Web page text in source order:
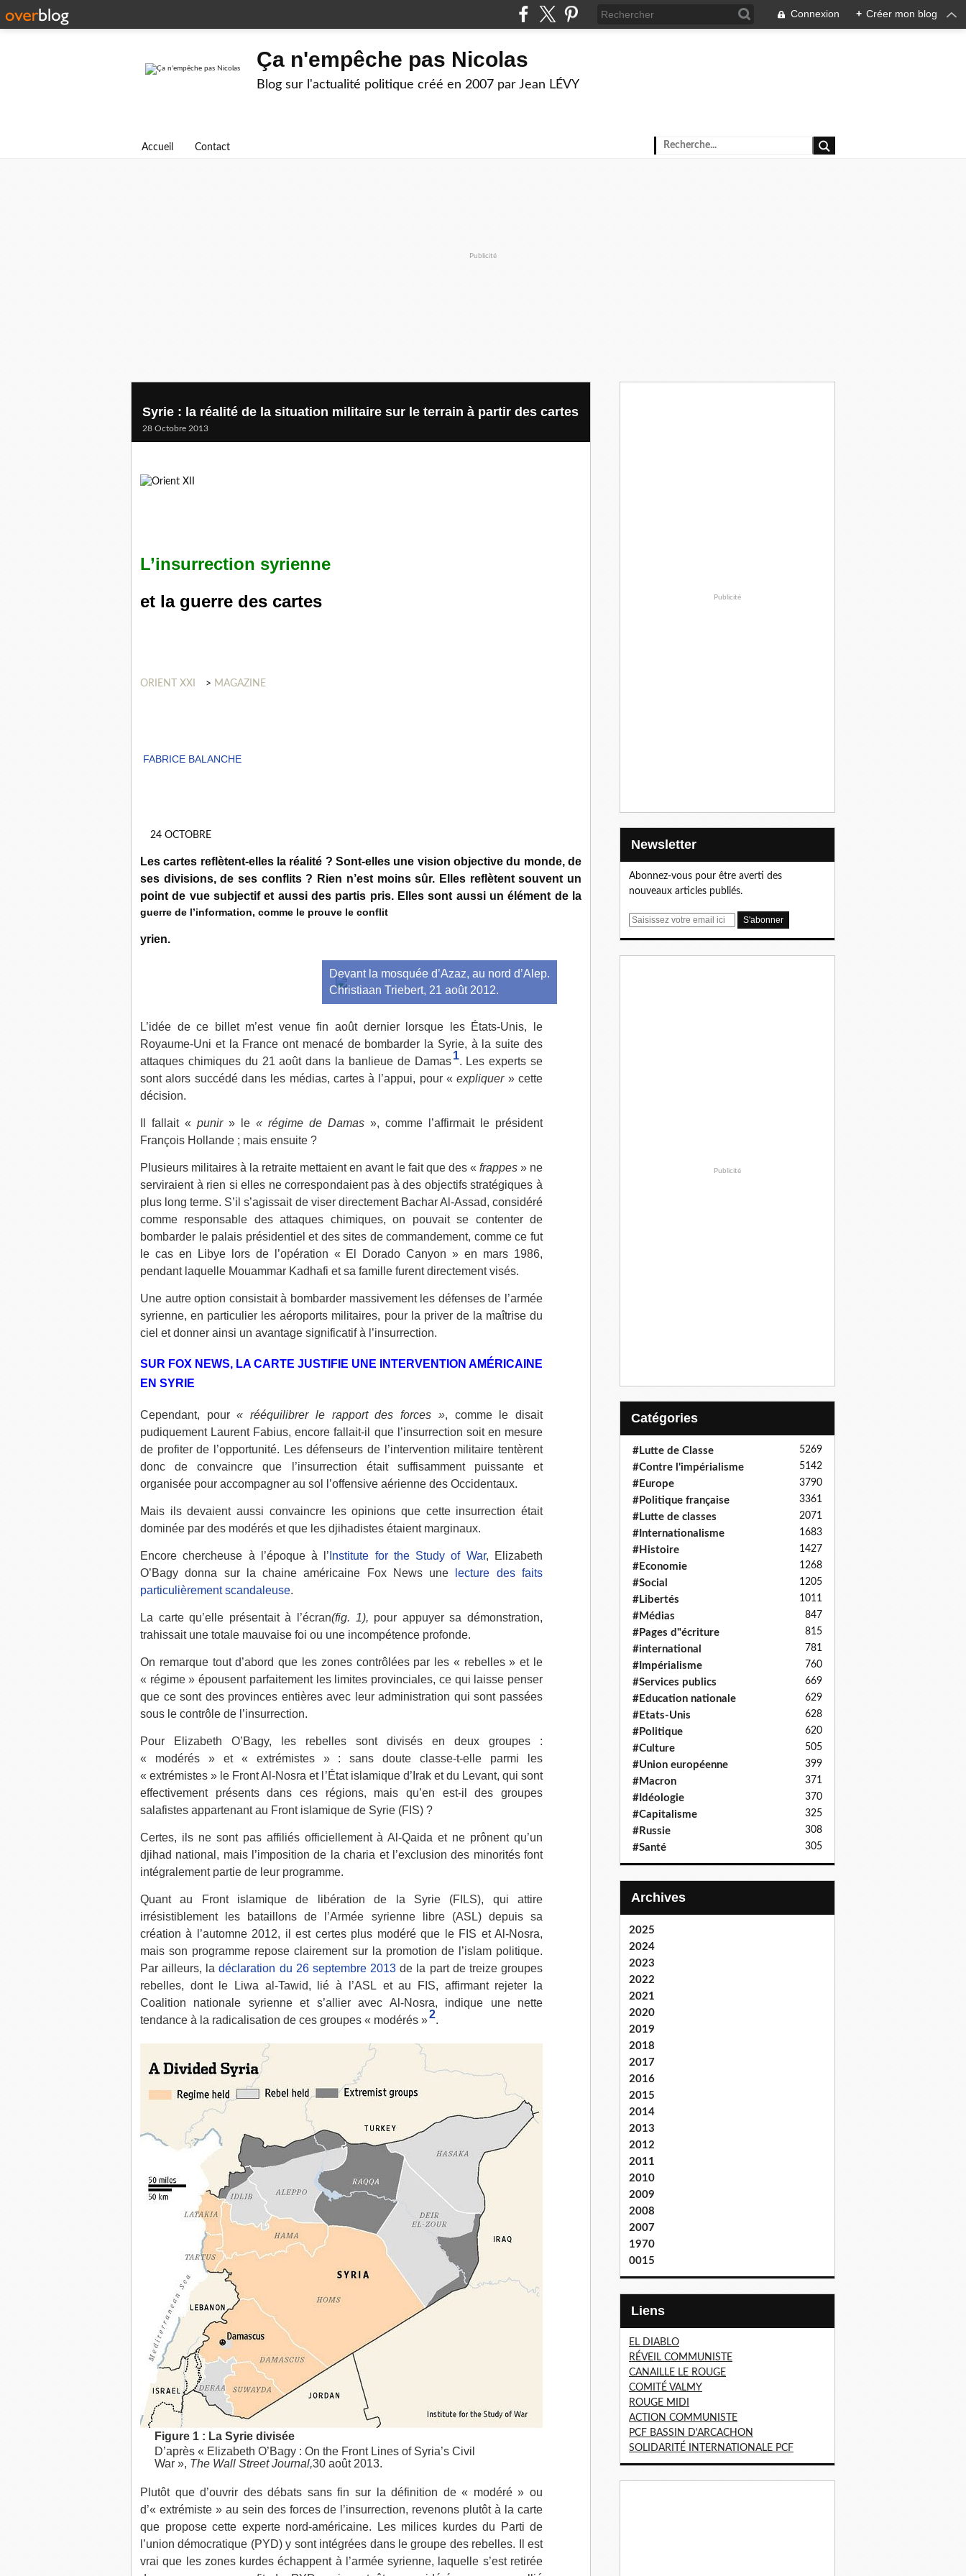
Connexion + Créer mon blog
Ça n'empêche pas Nicolas
Blog sur l'actualité politique créé en 2007 par Jean LÉVY
Accueil Contact
Publicité
Syrie : la réalité de la situation militaire sur le terrain à partir des cartes
28 Octobre 2013
L’insurrection syrienne
et la guerre des cartes
ORIENT XXI > MAGAZINE
FABRICE BALANCHE
24 OCTOBRE
Les cartes reflètent-elles la réalité ? Sont-elles une vision objective du monde, de
ses divisions, de ses conflits ? Rien n’est moins sûr. Elles reflètent souvent un
point de vue subjectif et aussi des partis pris. Elles sont aussi un élément de la
guerre de l’information, comme le prouve le conflit
yrien.
Devant la mosquée d’Azaz, au nord d’Alep.
Christiaan Triebert, 21 août 2012.
L’idée de ce billet m’est venue fin août dernier lorsque les États-Unis, le
Royaume-Uni et la France ont menacé de bombarder la Syrie, à la suite des
attaques chimiques du 21 août dans la banlieue de Damas 1. Les experts se
sont alors succédé dans les médias, cartes à l’appui, pour «expliquer» cette
décision.
Il fallait « punir» le « régime de Damas », comme l’affirmait le président
François Hollande ; mais ensuite ?
Plusieurs militaires à la retraite mettaient en avant le fait que des « frappes » ne
serviraient à rien si elles ne correspondaient pas à des objectifs stratégiques à
plus long terme. S’il s’agissait de viser directement Bachar Al-Assad, considéré
comme responsable des attaques chimiques, on pouvait se contenter de
bombarder le palais présidentiel et des sites de commandement, comme ce fut
le cas en Libye lors de l’opération « El Dorado Canyon » en mars 1986,
pendant laquelle Mouammar Kadhafi et sa famille furent directement visés.
Une autre option consistait à bombarder massivement les défenses de l’armée
syrienne, en particulier les aéroports militaires, pour la priver de la maîtrise du
ciel et donner ainsi un avantage significatif à l’insurrection.
SUR FOX NEWS, LA CARTE JUSTIFIE UNE INTERVENTION AMÉRICAINE
EN SYRIE
Cependant, pour« rééquilibrer le rapport des forces », comme le disait
pudiquement Laurent Fabius, encore fallait-il que l’insurrection soit en mesure
de profiter de l’opportunité. Les défenseurs de l’intervention militaire tentèrent
donc de convaincre que l’insurrection était suffisamment puissante et
organisée pour accompagner au sol l’offensive aérienne des Occidentaux.
Mais ils devaient aussi convaincre les opinions que cette insurrection était
dominée par des modérés et que les djihadistes étaient marginaux.
Encore chercheuse à l’époque à l’ Institute for the Study of War, Elizabeth
O’Bagy donna sur la chaine américaine Fox News une
lecture des faits
particulièrement scandaleuse.
La carte qu’elle présentait à l’écran(fig. 1), pour appuyer sa démonstration,
trahissait une totale mauvaise foi ou une incompétence profonde.
On remarque tout d’abord que les zones contrôlées par les « rebelles » et le
« régime » épousent parfaitement les limites provinciales, ce qui laisse penser
que ce sont des provinces entières avec leur administration qui sont passées
sous le contrôle de l’insurrection.
Pour Elizabeth O’Bagy, les rebelles sont divisés en deux groupes :
« modérés » et « extrémistes » : sans doute classe-t-elle parmi les
« extrémistes » le Front Al-Nosra et l’État islamique d’Irak et du Levant, qui sont
effectivement présents dans ces régions, mais qu’en est-il des groupes
salafistes appartenant au Front islamique de Syrie (FIS) ?
Certes, ils ne sont pas affiliés officiellement à Al-Qaida et ne prônent qu’un
djihad national, mais l’imposition de la charia et l’exclusion des minorités font
intégralement partie de leur programme.
Quant au Front islamique de libération de la Syrie (FILS), qui attire
irrésistiblement les bataillons de l’Armée syrienne libre (ASL) depuis sa
création à l’automne 2012, il est certes plus modéré que le FIS et Al-Nosra,
mais son programme repose clairement sur la promotion de l’islam politique.
Par ailleurs, ladéclaration du 26 septembre 2013 de la part de treize groupes
rebelles, dont le Liwa al-Tawid, lié à l’ASL et au FIS, affirmant rejeter la
Coalition nationale syrienne et s’allier avec Al-Nosra, indique une nette
tendance à la radicalisation de ces groupes « modérés »2.
Figure 1 : La Syrie divisée
D’après « Elizabeth O’Bagy : On the Front Lines of Syria’s Civil
War », The Wall Street Journal,30 août 2013.
Plutôt que d’ouvrir des débats sans fin sur la définition de « modéré » ou
d’« extrémiste » au sein des forces de l’insurrection, revenons plutôt à la carte
que propose cette experte nord-américaine. Les milices kurdes du Parti de
l’union démocratique (PYD) y sont intégrées dans le groupe des rebelles. Il est
vrai que les zones kurdes échappent à l’armée syrienne, laquelle s’est retirée
Publicité
Newsletter
Abonnez-vous pour être averti des
nouveaux articles publiés.
E
Publicité
Catégories
#Lutte de Classe 5269
#Contre l'impérialisme 5142
#Europe 3790
#Politique française 3361
#Lutte de classes 2071
#Internationalisme 1683
#Histoire 1427
#Economie 1268
#Social 1205
#Libertés 1011
#Médias 847
#Pages d"écriture 815
#international 781
#Impérialisme 760
#Services publics 669
#Education nationale 629
#Etats-Unis 628
#Politique 620
#Culture 505
#Union européenne 399
#Macron 371
#Idéologie 370
#Capitalisme 325
#Russie 308
#Santé 305
Archives
2025
2024
2023
2022
2021
2020
2019
2018
2017
2016
2015
2014
2013
2012
2011
2010
2009
2008
2007
1970
0015
Liens
EL DIABLO
RÉVEIL COMMUNISTE
CANAILLE LE ROUGE
COMITÉ VALMY
ROUGE MIDI
ACTION COMMUNISTE
PCF BASSIN D'ARCACHON
SOLIDARITÉ INTERNATIONALE PCF